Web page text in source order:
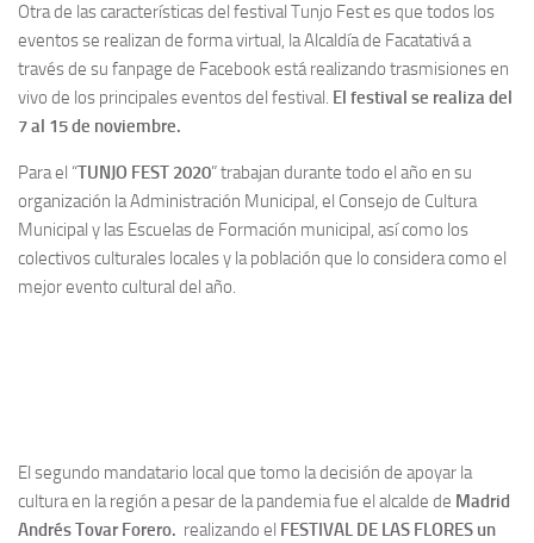
Otra de las características del festival Tunjo Fest es que todos los
eventos se realizan de forma virtual, la Alcaldía de Facatativá a
través de su fanpage de Facebook está realizando trasmisiones en
vivo de los principales eventos del festival. El festival se realiza del
7 al 15 de noviembre.
Para el “TUNJO FEST 2020” trabajan durante todo el año en su
organización la Administración Municipal, el Consejo de Cultura
Municipal y las Escuelas de Formación municipal, así como los
colectivos culturales locales y la población que lo considera como el
mejor evento cultural del año.
El segundo mandatario local que tomo la decisión de apoyar la
cultura en la región a pesar de la pandemia fue el alcalde de Madrid
Andrés Tovar Forero. realizando el FESTIVAL DE LAS FLORES un